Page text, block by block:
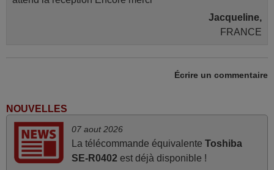
Jacqueline,
FRANCE
mars 2026
d'une efficacité étonnante. Alors que la télécommande
d'origine ne fonctionnait plus (probablement le LED à
changer), et que certains boutons sur le Combiné Radio-
K7-DVD étaient inopérants. Voilà de quoi donner une
seconde vie à mes deux Panasonic haut de gamme des
Écrire un commentaire
NOUVELLES
07 aout 2026
La télécommande équivalente Toshiba
SE-R0402est déjà disponible !